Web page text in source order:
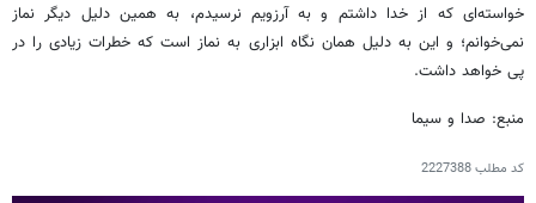
خواسته‌ای که از خدا داشتم و به آرزویم نرسیدم، به همین دلیل دیگر نماز
نمی‌خوانم؛ و این به دلیل همان نگاه ابزاری به نماز است که خطرات زیادی را در
پی خواهد داشت.
منبع: صدا و سیما
کد مطلب2227388